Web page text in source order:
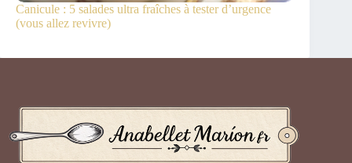
Canicule : 5 salades ultra fraîches à tester d’urgence
(vous allez revivre)